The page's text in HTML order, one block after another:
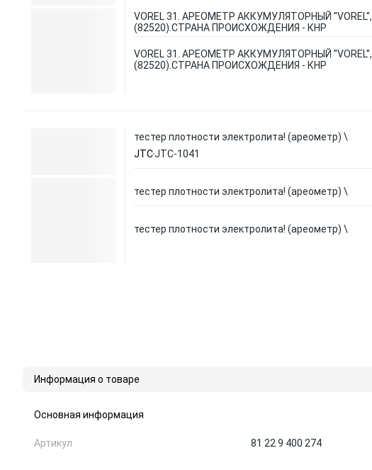
VOREL 31. АРЕОМЕТР АККУМУЛЯТОРНЫЙ ''VOREL'',
(82520).СТРАНА ПРОИСХОЖДЕНИЯ - КНР
VOREL 31. АРЕОМЕТР АККУМУЛЯТОРНЫЙ ''VOREL'',
(82520).СТРАНА ПРОИСХОЖДЕНИЯ - КНР
тестер плотности электролита! (ареометр) \
JTCJTC-1041
тестер плотности электролита! (ареометр) \
тестер плотности электролита! (ареометр) \
Информация о товаре
Основная информация
Артикул 81 22 9 400 274